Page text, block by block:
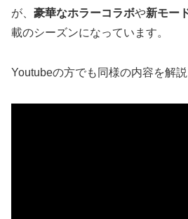
が、 豪華なホラーコラボや新モー
載のシーズンになっています。
Youtubeの方でも同様の内容を解説